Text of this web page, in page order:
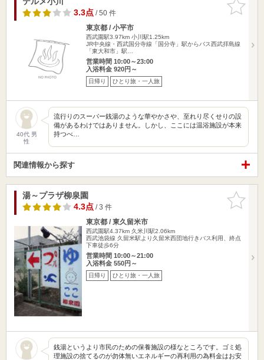
りに追加
3.3点/ 50 件
東京都 / 小平市
西武園駅3.97km 小川駅1.25km
JR中央線・西武国分寺線「国分寺」駅からバス西武拝島線
「東大和市」駅…
営業時間 10:00～23:00
入浴料金 920円～
日帰り ひとり旅・一人旅
40代 男
性
流行りのスーパー銭湯のような華やかさや、至れり尽くせりの設
備があるわけではありません。しかし、ここには温浴施設が本来
持つべ…
関連情報から探す
お気に入
りに追加
湯～プラザ柳泉園
4.3点/ 3 件
東京都 / 東久留米市
西武園駅4.37km 久米川駅2.06km
西武池袋線 久留米駅より久留米西団地行きバス利用、終点
下車徒歩6分
営業時間 10:00～21:00
入浴料金 550円～
日帰り ひとり旅・一人旅
銭湯というより市民のための保養施設の様なところです。ゴミ処
理施設の捨てるのが勿体無いエネルギーの再利用の為料金はお安